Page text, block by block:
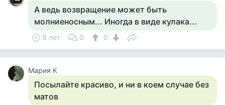
А ведь возвращение может быть
молниеносным... Иногда в виде кулака...
9 лет 0 0
Мария К
Посылайте красиво, и ни в коем случае без
матов